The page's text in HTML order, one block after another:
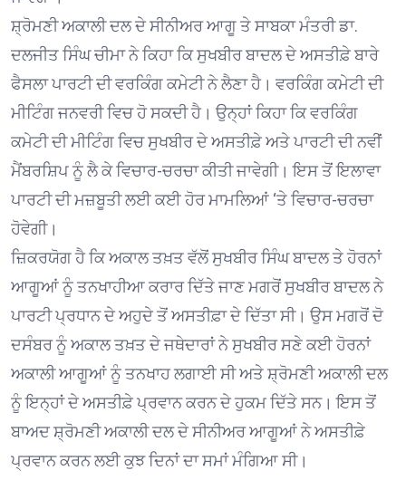
ਸ਼੍ਰੋਮਣੀ ਅਕਾਲੀ ਦਲ ਦੇ ਸੀਨੀਅਰ ਆਗੂ ਤੇ ਸਾਬਕਾ ਮੰਤਰੀ ਡਾ.
ਦਲਜੀਤ ਸਿੰਘ ਚੀਮਾ ਨੇ ਕਿਹਾ ਕਿ ਸੁਖਬੀਰ ਬਾਦਲ ਦੇ ਅਸਤੀਫ਼ੇ ਬਾਰੇ
ਫੈਸਲਾ ਪਾਰਟੀ ਦੀ ਵਰਕਿੰਗ ਕਮੇਟੀ ਨੇ ਲੈਣਾ ਹੈ। ਵਰਕਿੰਗ ਕਮੇਟੀ ਦੀ
ਮੀਟਿੰਗ ਜਨਵਰੀ ਵਿਚ ਹੋ ਸਕਦੀ ਹੈ। ਉਨ੍ਹਾਂ ਕਿਹਾ ਕਿ ਵਰਕਿੰਗ
ਕਮੇਟੀ ਦੀ ਮੀਟਿੰਗ ਵਿਚ ਸੁਖਬੀਰ ਦੇ ਅਸਤੀਫ਼ੇ ਅਤੇ ਪਾਰਟੀ ਦੀ ਨਵੀਂ
ਮੈਂਬਰਸ਼ਿਪ ਨੂੰ ਲੈ ਕੇ ਵਿਚਾਰ-ਚਰਚਾ ਕੀਤੀ ਜਾਵੇਗੀ। ਇਸ ਤੋਂ ਇਲਾਵਾ
ਪਾਰਟੀ ਦੀ ਮਜ਼ਬੂਤੀ ਲਈ ਕਈ ਹੋਰ ਮਾਮਲਿਆਂ ‘ਤੇ ਵਿਚਾਰ-ਚਰਚਾ
ਹੋਵੇਗੀ।
ਜ਼ਿਕਰਯੋਗ ਹੈ ਕਿ ਅਕਾਲ ਤਖ਼ਤ ਵੱਲੋਂ ਸੁਖਬੀਰ ਸਿੰਘ ਬਾਦਲ ਤੇ ਹੋਰਨਾਂ
ਆਗੂਆਂ ਨੂੰ ਤਨਖਾਹੀਆ ਕਰਾਰ ਦਿੱਤੇ ਜਾਣ ਮਗਰੋਂ ਸੁਖਬੀਰ ਬਾਦਲ ਨੇ
ਪਾਰਟੀ ਪ੍ਰਧਾਨ ਦੇ ਅਹੁਦੇ ਤੋਂ ਅਸਤੀਫ਼ਾ ਦੇ ਦਿੱਤਾ ਸੀ। ਉਸ ਮਗਰੋਂ ਦੋ
ਦਸੰਬਰ ਨੂੰ ਅਕਾਲ ਤਖ਼ਤ ਦੇ ਜਥੇਦਾਰਾਂ ਨੇ ਸੁਖਬੀਰ ਸਣੇ ਕਈ ਹੋਰਨਾਂ
ਅਕਾਲੀ ਆਗੂਆਂ ਨੂੰ ਤਨਖਾਹ ਲਗਾਈ ਸੀ ਅਤੇ ਸ਼੍ਰੋਮਣੀ ਅਕਾਲੀ ਦਲ
ਨੂੰ ਇਨ੍ਹਾਂ ਦੇ ਅਸਤੀਫ਼ੇ ਪ੍ਰਵਾਨ ਕਰਨ ਦੇ ਹੁਕਮ ਦਿੱਤੇ ਸਨ। ਇਸ ਤੋਂ
ਬਾਅਦ ਸ਼੍ਰੋਮਣੀ ਅਕਾਲੀ ਦਲ ਦੇ ਸੀਨੀਅਰ ਆਗੂਆਂ ਨੇ ਅਸਤੀਫ਼ੇ
ਪ੍ਰਵਾਨ ਕਰਨ ਲਈ ਕੁਝ ਦਿਨਾਂ ਦਾ ਸਮਾਂ ਮੰਗਿਆ ਸੀ।